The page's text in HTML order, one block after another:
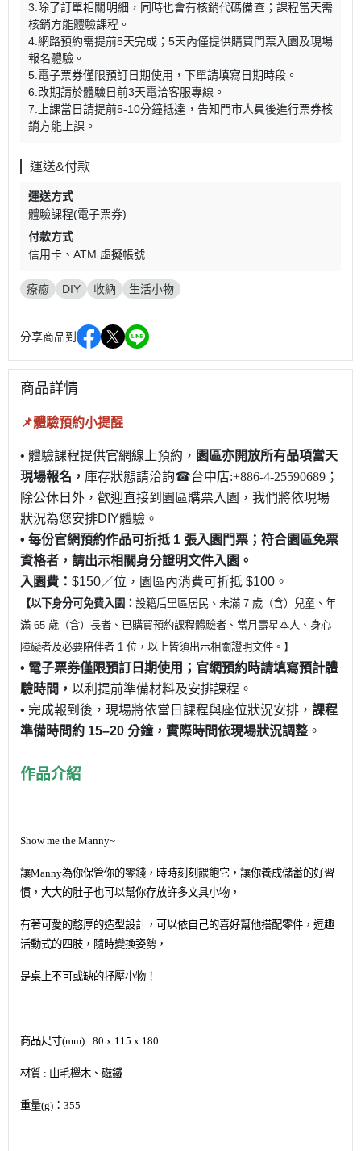
3.除了訂單相關明細，同時也會有核銷代碼備查；課程當天需
核銷方能體驗課程。
4.網路預約需提前5天完成；5天內僅提供購買門票入園及現場
報名體驗。
5.電子票券僅限預訂日期使用，下單請填寫日期時段。
6.改期請於體驗日前3天電洽客服專線。
7.上課當日請提前5-10分鐘抵達，告知門市人員後進行票券核
銷方能上課。
運送&付款
運送方式
體驗課程(電子票券)
付款方式
信用卡
ATM 虛擬帳號
療癒 DIY 收納 生活小物
分享商品到
商品詳情
📌體驗預約小提醒
• 體驗課程提供官網線上預約， 園區亦開放所有品項當天
現場報名， 庫存狀態請洽詢☎台中店:+886-4-25590689 ；
除公休日外，歡迎直接到園區購票入園，我們將依現場
狀況為您安排DIY體驗。
• 每份官網預約作品可折抵 1 張入園門票；符合園區免票
資格者，請出示相關身分證明文件入園。
入園費： $150／位，園區內消費可折抵 $100 。
【以下身分可免費入園： 設籍后里區居民、未滿 7 歲（含）兒童、年
滿 65 歲（含）長者、已購買預約課程體驗者、當月壽星本人、身心
障礙者及必要陪伴者 1 位，以上皆須出示相關證明文件。】
• 電子票券僅限預訂日期使用；官網預約時請填寫預計體
驗時間， 以利提前準備材料及安排課程。
• 完成報到後，現場將依當日課程與座位狀況安排， 課程
準備時間約 15–20 分鐘，實際時間依現場狀況調整 。
作品介紹
Show me the Manny~
讓Manny為你保管你的零錢 ， 時時刻刻餵飽它，讓你養成儲蓄的好習
慣 ， 大大的肚子也可以幫你存放許多文具小物 ，
有著可愛的憨厚的造型設計 ， 可以依自己的喜好幫他搭配零件 ， 逗趣
活動式的四肢，隨時變換姿勢 ，
是桌上不可或缺的抒壓小物！
商品尺寸(mm) : 80 x 115 x 180
材質 : 山毛櫸木、磁鐵
重量(g)：355